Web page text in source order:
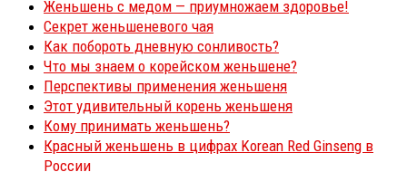
Женьшень с медом — приумножаем здоровье!
Секрет женьшеневого чая
Как побороть дневную сонливость?
Что мы знаем о корейском женьшене?
Перспективы применения женьшеня
Этот удивительный корень женьшеня
Кому принимать женьшень?
Красный женьшень в цифрах Korean Red Ginseng в
России